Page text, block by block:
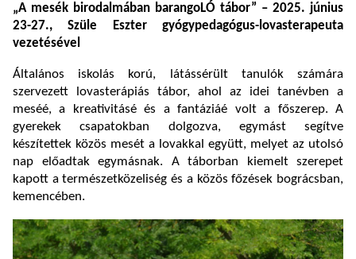
„A mesék birodalmában barangoLÓ tábor” – 2025. június
23-27., Szüle Eszter gyógypedagógus-lovasterapeuta
vezetésével
Általános iskolás korú, látássérült tanulók számára
szervezett lovasterápiás tábor, ahol az idei tanévben a
meséé, a kreativitásé és a fantáziáé volt a főszerep. A
gyerekek csapatokban dolgozva, egymást segítve
készítettek közös mesét a lovakkal együtt, melyet az utolsó
nap előadtak egymásnak. A táborban kiemelt szerepet
kapott a természetközeliség és a közös főzések bográcsban,
kemencében.